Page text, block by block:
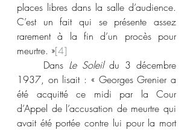
places libres dans la salle d’audience.
C’est un fait qui se présente assez
rarement à la fin d’un procès pour
meurtre. »[4]
	Dans
Le Soleil du 3 décembre
1937, on lisait : « Georges Grenier a
été acquitté ce midi par la Cour
d’Appel de l’accusation de meurtre qui
avait été portée contre lui pour la mort